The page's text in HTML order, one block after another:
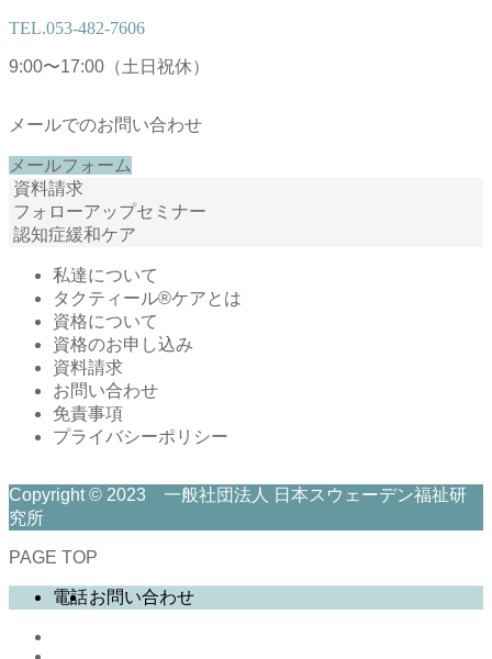
TEL.053-482-7606
9:00〜17:00（土日祝休）
メールでのお問い合わせ
メールフォーム
資料請求
フォローアップセミナー
認知症緩和ケア
私達について
タクティール®ケアとは
資格について
資格のお申し込み
資料請求
お問い合わせ
免責事項
プライバシーポリシー
Copyright © 2023 一般社団法人 日本スウェーデン福祉研
究所
PAGE TOP
電話お問い合わせ